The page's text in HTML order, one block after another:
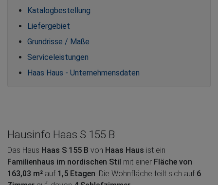
Katalogbestellung
Liefergebiet
Grundrisse / Maße
Serviceleistungen
Haas Haus - Unternehmensdaten
Hausinfo Haas S 155 B
Das Haus Haas S 155 B von Haas Haus ist ein
Familienhaus im nordischen Stil mit einer Fläche von
163,03 m² auf 1,5 Etagen . Die Wohnfläche teilt sich auf 6